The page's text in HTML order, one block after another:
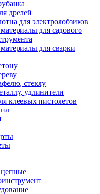
дрелей
для электролобзиков
для садового
для сварки
стеклу
удлинители
клеевых пистолетов